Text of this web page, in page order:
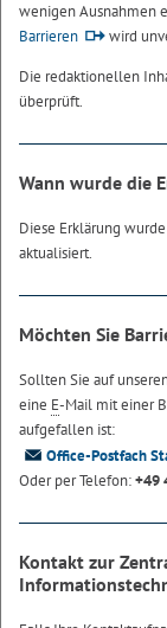
wenigen Ausnahmen
Barrieren
wird
Die redaktionellen
überprüft.
Wann wurde die
Diese Erklärung
aktualisiert.
Möchten Sie
Sollten Sie auf
eine E-Mail mit einer
aufgefallen ist:
Office-Postfach
Oder per Telefon:+49
Kontakt zur